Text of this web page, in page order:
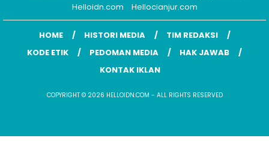
Helloidn.com
Hellocianjur.com
HOME HISTORI MEDIA
TIM REDAKSI
KODE ETIK
PEDOMAN MEDIA
HAK JAWAB
KONTAK IKLAN
COPYRIGHT © 2026 HELLOIDN.COM - ALL RIGHTS RESERVED